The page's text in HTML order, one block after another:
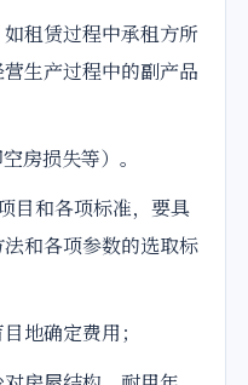
租赁过程中承租方所
生产过程中的副产品
损失等）。
和各项标准，要具
和各项参数的选取标
确定费用；